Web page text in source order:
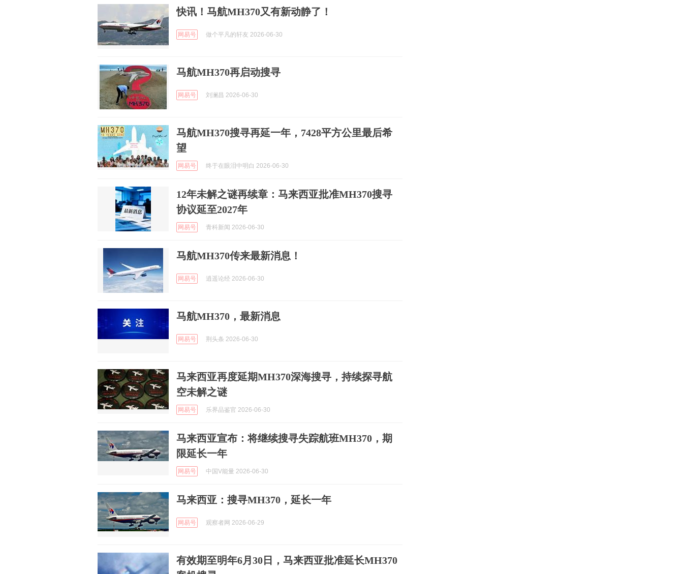
快讯！马航MH370又有新动静了！
网易号 做个平凡的轩友 2026-06-30
马航MH370再启动搜寻
网易号 刘澜昌 2026-06-30
马航MH370搜寻再延一年，7428平方公里最后希
望
网易号 终于在眼泪中明白 2026-06-30
12年未解之谜再续章：马来西亚批准MH370搜寻
协议延至2027年
网易号 青科新闻 2026-06-30
马航MH370传来最新消息！
网易号 逍遥论经 2026-06-30
马航MH370，最新消息
网易号 荆头条 2026-06-30
马来西亚再度延期MH370深海搜寻，持续探寻航
空未解之谜
网易号 乐界品鉴官 2026-06-30
马来西亚宣布：将继续搜寻失踪航班MH370，期
限延长一年
网易号 中国V能量 2026-06-30
马来西亚：搜寻MH370，延长一年
网易号 观察者网 2026-06-29
有效期至明年6月30日，马来西亚批准延长MH370